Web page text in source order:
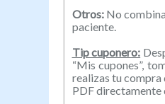
Otros:No
paciente.
Tip cuponero:
“Mis cupones”,
realizas tu
PDF directamente